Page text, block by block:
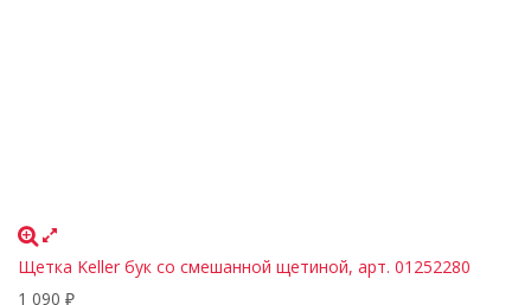
Щетка Keller бук со смешанной щетиной, арт. 01252280
1 090 ₽